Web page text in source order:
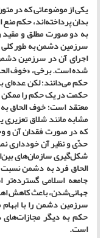
یکی از موضوعاتی که در
بدان پرداخته‌اند، حکم
به دو صورت مطلق و
سرزمین دشمن به­ طور کلی
اجرای آن در سرزمین
شده‌ است. برخی، «خوف
حکم می‌دانند؛ لکن عده‌ای
حکمت در یک حکم را ممکن
معتقد است؛ خوف الحاق
مشابه مانند شلاق
که در صورت فقدان آن و
حدّی و نظیر آن خودداری
شکل‌گیری سازمان‌های
الحاق فرد به دشمن نسبت
جامعه اسلامی
جهانی‌شدن، باعث کاهش
سرزمین دشمن را با
حکم به دیگر
است.